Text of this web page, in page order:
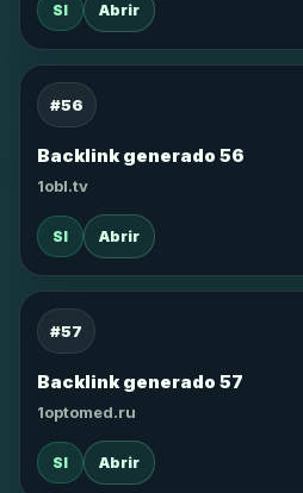
SI Abrir
#56
Backlink generado 56
1obl.tv
SI Abrir
#57
Backlink generado 57
1optomed.ru
SI Abrir